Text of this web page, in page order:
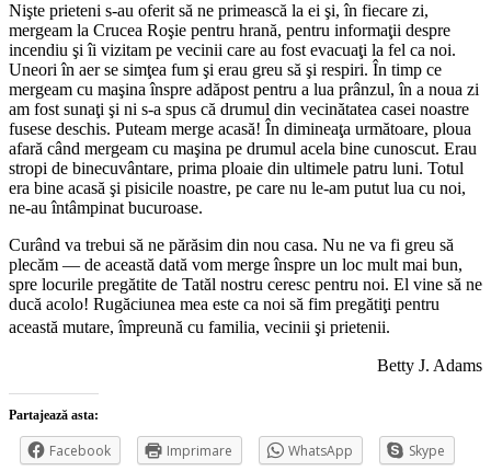
Nişte prieteni s-au oferit să ne primească la ei şi, în fiecare zi,
mergeam la Crucea Roşie pentru hrană, pentru informaţii despre
incendiu şi îi vizitam pe vecinii care au fost evacuaţi la fel ca noi.
Uneori în aer se simţea fum şi erau greu să şi respiri. În timp ce
mergeam cu maşina înspre adăpost pentru a lua prânzul, în a noua zi
am fost sunaţi şi ni s-a spus că drumul din vecinătatea casei noastre
fusese deschis. Puteam merge acasă! În dimineaţa următoare, ploua
afară când mergeam cu maşina pe drumul acela bine cunoscut. Erau
stropi de binecuvântare, prima ploaie din ultimele patru luni. Totul
era bine acasă şi pisicile noastre, pe care nu le-am putut lua cu noi,
ne-au întâmpinat bucuroase.
Curând va trebui să ne părăsim din nou casa. Nu ne va fi greu să
plecăm — de această dată vom merge înspre un loc mult mai bun,
spre locurile pregătite de Tatăl nostru ceresc pentru noi. El vine să ne
ducă acolo! Rugăciunea mea este ca noi să fim pregătiţi pentru
această mutare, împreună cu familia, vecinii şi prietenii.
Betty J. Adams
Partajează asta:
Facebook Imprimare WhatsApp Skype